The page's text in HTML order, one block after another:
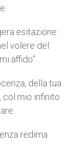
esitazione
volere del
affido”.
della tua
col mio infinito
redima